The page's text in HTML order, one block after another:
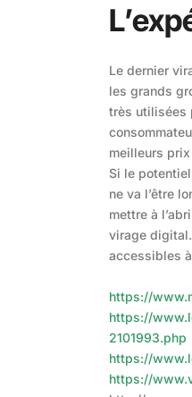
Le dernier
les grands
très utilisées
meilleurs
Si le
ne va l’être
mettre à
virage
accessibles
https://
https://
2101993.php
https://
https://